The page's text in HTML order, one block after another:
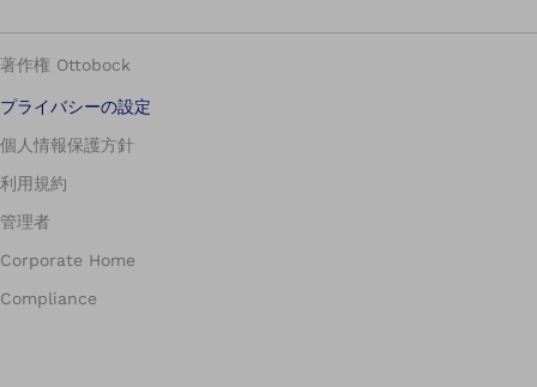
著作権 Ottobock
プライバシーの設定
個人情報保護方針
利用規約
管理者
Corporate Home
Compliance